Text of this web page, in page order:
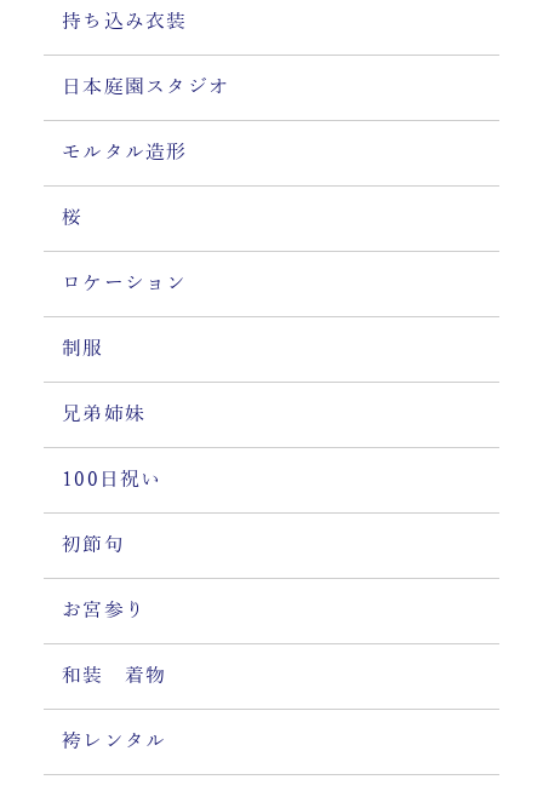
持ち込み衣装
日本庭園スタジオ
モルタル造形
桜
ロケーション
制服
兄弟姉妹
100日祝い
初節句
お宮参り
和装 着物
袴レンタル